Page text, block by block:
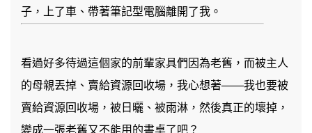
子，上了車、帶著筆記型電腦離開了我。
看過好多待過這個家的前輩家具們因為老舊，而被主人
的母親丟掉、賣給資源回收場，我心想著——我也要被
賣給資源回收場，被日曬、被雨淋，然後真正的壞掉，
變成一張老舊又不能用的書桌了吧？